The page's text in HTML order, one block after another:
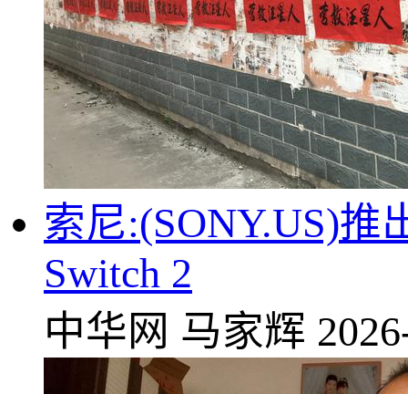
索尼:(SONY.US)
Switch 2
中华网 马家辉